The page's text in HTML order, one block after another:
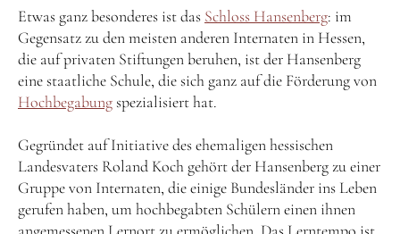
Etwas ganz besonderes ist das Schloss Hansenberg: im
Gegensatz zu den meisten anderen Internaten in Hessen,
die auf privaten Stiftungen beruhen, ist der Hansenberg
eine staatliche Schule, die sich ganz auf die Förderung von
Hochbegabungspezialisiert hat.
Gegründet auf Initiative des ehemaligen hessischen
Landesvaters Roland Koch gehört der Hansenberg zu einer
Gruppe von Internaten, die einige Bundesländer ins Leben
gerufen haben, um hochbegabten Schülern einen ihnen